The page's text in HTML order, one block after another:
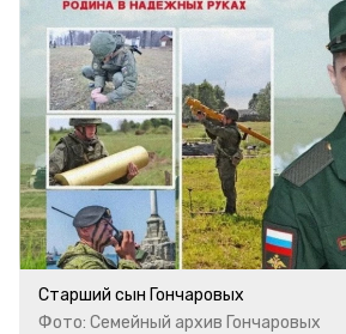
Старший сын Гончаровых
Фото: Семейный архив Гончаровых